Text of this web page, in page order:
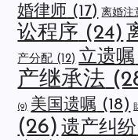
婚律师 (17) 离婚注
讼程序 (24)
产分配 (12) 立遗嘱
产继承法
(9) 美国遗嘱 (18)
(26) 遗产纠纷